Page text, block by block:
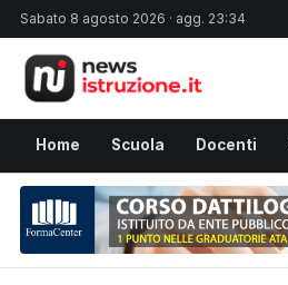
Sabato 8 agosto 2026 · agg. 23:34
Home Scuola Docenti